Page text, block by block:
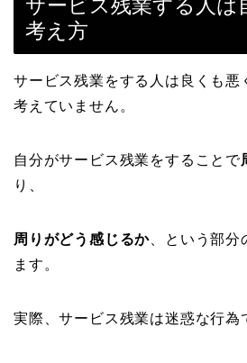
サービス残業する人は
考え方
サービス残業をする人は良くも悪
考えていません。
自分がサービス残業をすることで
り、
周りがどう感じるか 、という部分
ます。
実際、サービス残業は迷惑な行為